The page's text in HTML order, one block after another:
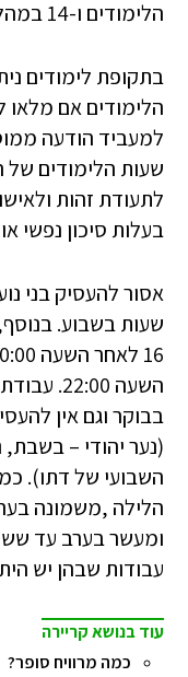
הלימודים ו-14 במהלך חופשות לימודים רשמיות.
בתקופת לימודים
למעביד הודעה
שעות הלימודים של
לתעודת זהות
בעלות סיכון נפשי
שעות בשבוע.
בבוקר וגם אין
(נער יהודי – בשבת,
השבועי של דתו).
עבודות שבהן יש
עוד בנושא קריירה
כמה מרוויח סופר?